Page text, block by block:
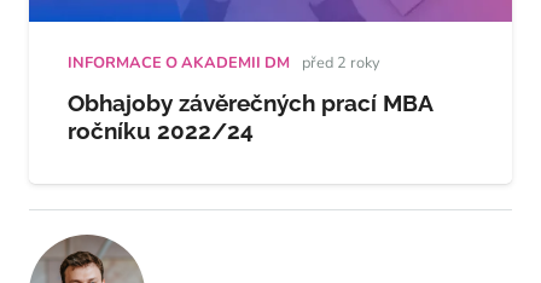
INFORMACE O AKADEMII DM před 2 roky
Obhajoby závěrečných prací MBA
ročníku 2022/24